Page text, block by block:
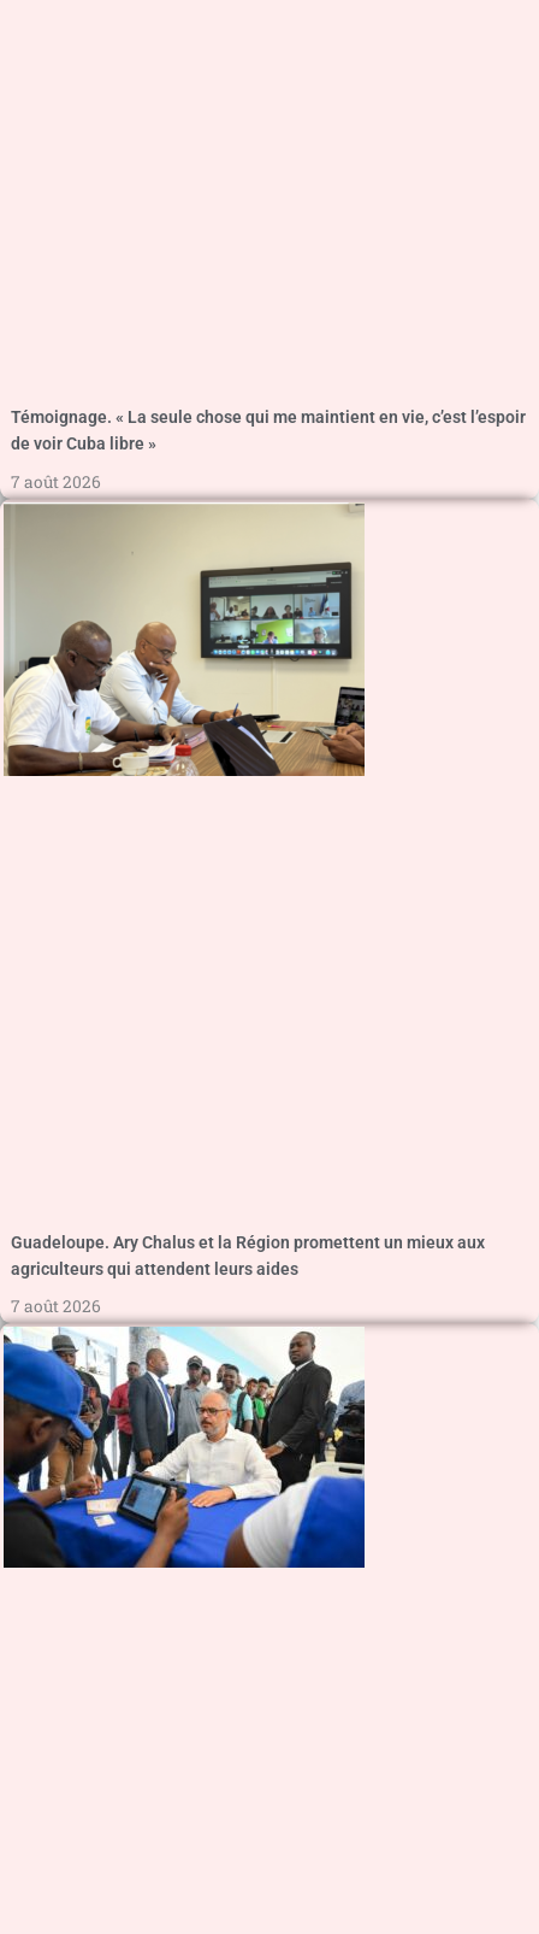
Témoignage. « La seule chose qui me maintient en vie, c’est l’espoir
de voir Cuba libre »
7 août 2026
Guadeloupe. Ary Chalus et la Région promettent un mieux aux
agriculteurs qui attendent leurs aides
7 août 2026